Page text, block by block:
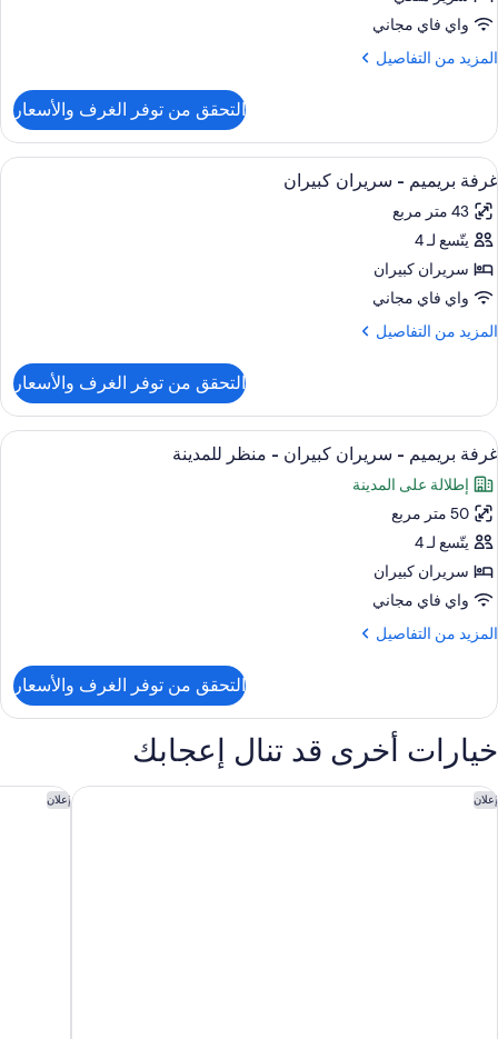
-
سرير
ملكي
لذوي
القدرات
السمعية
المحدودة
واي فاي مجاني
المزيد من التفاصيل
المزيد
غرفة
بريميم
-
سرير
ملكي
القدرات
السمعية
التحقق من توفر الغرف والأسعار
استعراض
جميع
صور
غرفة
بريميم
-
سريران
كبيران
9
غرفة بريميم - سريران كبيران
43 متر مربع
يتّسع لـ 4
سريران كبيران
واي فاي مجاني
المزيد من التفاصيل
المزيد
غرفة
بريميم
-
سريران
كبيران
التحقق من توفر الغرف والأسعار
استعراض
جميع
صور
غرفة
بريميم
-
سريران
كبيران
-
9
غرفة بريميم - سريران كبيران - منظر للمدينة
إطلالة على المدينة
50 متر مربع
يتّسع لـ 4
سريران كبيران
واي فاي مجاني
المزيد من التفاصيل
المزيد
غرفة
بريميم
-
سريران
كبيران
-
التحقق من توفر الغرف والأسعار
خيارات أخرى قد تنال إعجابك
إعلان
هوليداي إن إكسبرس آند سويتس فرانكلين - بيري فارمز باي آيتش جي
إعلان
هوليداي